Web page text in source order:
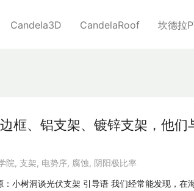
Candela3D CandelaRoof 坎德拉
框、铝支架、镀锌支架，他们
院, 支架, 电势序, 腐蚀, 阴阳极比率
：小树洞谈光伏支架 引导语 我们经常能发现，在